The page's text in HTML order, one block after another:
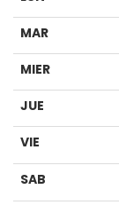
MAR
MIER
JUE
VIE
SAB